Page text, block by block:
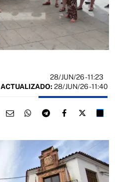
28/JUN/26- 11:23
ACTUALIZADO: 28/JUN/26 - 11:40